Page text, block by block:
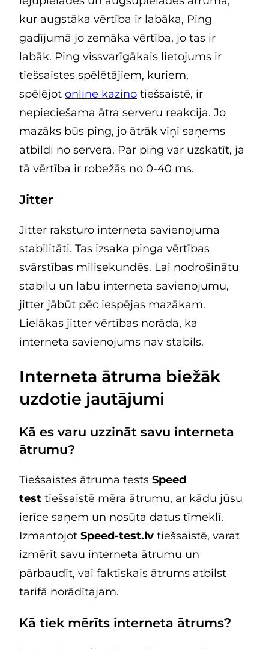
kur augstāka vērtība ir labāka, Ping
gadījumā jo zemāka vērtība, jo tas ir
labāk. Ping vissvarīgākais lietojums ir
tiešsaistes spēlētājiem, kuriem,
spēlējot online kazino tiešsaistē, ir
nepieciešama ātra serveru reakcija. Jo
mazāks būs ping, jo ātrāk viņi saņems
atbildi no servera. Par ping var uzskatīt, ja
tā vērtība ir robežās no 0-40 ms.
Jitter
Jitter raksturo interneta savienojuma
stabilitāti. Tas izsaka pinga vērtības
svārstības milisekundēs. Lai nodrošinātu
stabilu un labu interneta savienojumu,
jitter jābūt pēc iespējas mazākam.
Lielākas jitter vērtības norāda, ka
interneta savienojums nav stabils.
Interneta ātruma biežāk
uzdotie jautājumi
Kā es varu uzzināt savu interneta
ātrumu?
Tiešsaistes ātruma tests Speed
test tiešsaistē mēra ātrumu, ar kādu jūsu
ierīce saņem un nosūta datus tīmeklī.
Izmantojot Speed-test.lv tiešsaistē, varat
izmērīt savu interneta ātrumu un
pārbaudīt, vai faktiskais ātrums atbilst
tarifā norādītajam.
Kā tiek mērīts interneta ātrums?